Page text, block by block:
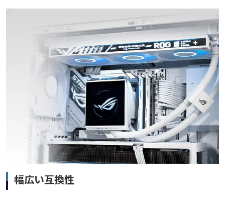
幅広い互換性